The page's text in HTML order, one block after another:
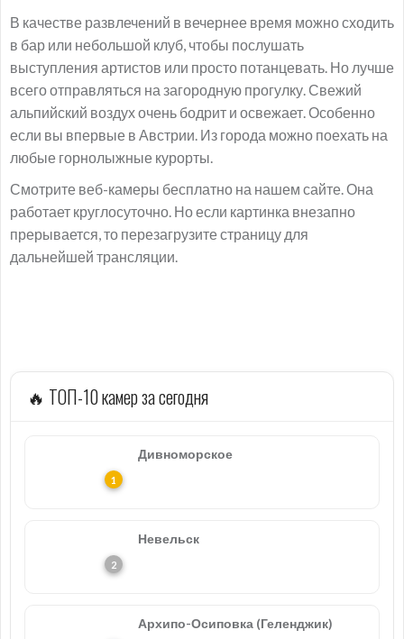
В качестве развлечений в вечернее время можно сходить
в бар или небольшой клуб, чтобы послушать
выступления артистов или просто потанцевать. Но лучше
всего отправляться на загородную прогулку. Свежий
альпийский воздух очень бодрит и освежает. Особенно
если вы впервые в Австрии. Из города можно поехать на
любые горнолыжные курорты.
Смотрите веб-камеры бесплатно на нашем сайте. Она
работает круглосуточно. Но если картинка внезапно
прерывается, то перезагрузите страницу для
дальнейшей трансляции.
🔥 ТОП-10 камер за сегодня
Дивноморское
Невельск
Архипо-Осиповка (Геленджик)